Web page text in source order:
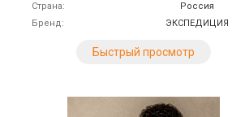
Страна
Россия
Бренд
ЭКСПЕДИЦИЯ
Быстрый просмотр